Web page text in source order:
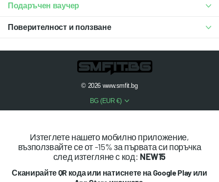
Подаръчен ваучер
Поверителност и ползване
© 2026www.smfit.bg
BG (EUR €)
Изтеглете нашето мобилно приложение,
възползвайте се от -15% за първата си поръчка
след изтегляне с код: NEW15
Сканирайте QR кода или натиснете на Google Play или